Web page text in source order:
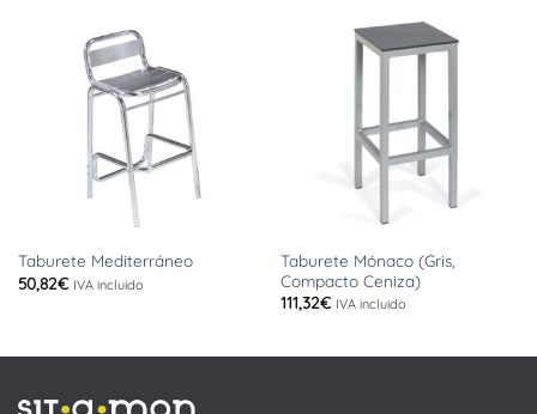
Taburete Mediterráneo
50,82€ IVA incluido
Taburete Mónaco (Gris,
Compacto Ceniza)
111,32€ IVA incluido